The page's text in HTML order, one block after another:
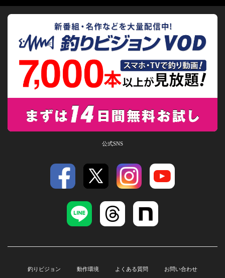
公式SNS
釣りビジョン 動作環境 よくある質問 お問い合わせ